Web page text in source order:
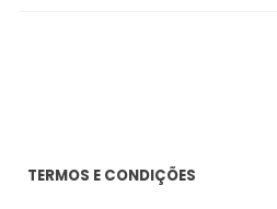
TERMOS E CONDIÇÕES